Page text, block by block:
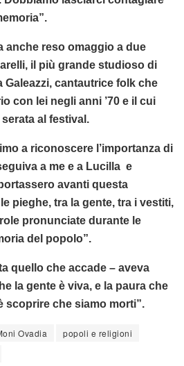
anche reso omaggio a due
il più grande studioso di
cantautrice folk che
con lei negli anni ’70 e il cui
al festival.
a riconoscere l’importanza di
a me e a Lucilla e
avanti questa
pieghe, tra la gente, tra i vestiti,
pronunciate durante le
del popolo”.
quello che accade – aveva
la gente è viva, e la paura che
scoprire che siamo morti”.
Ovadia
popoli e religioni